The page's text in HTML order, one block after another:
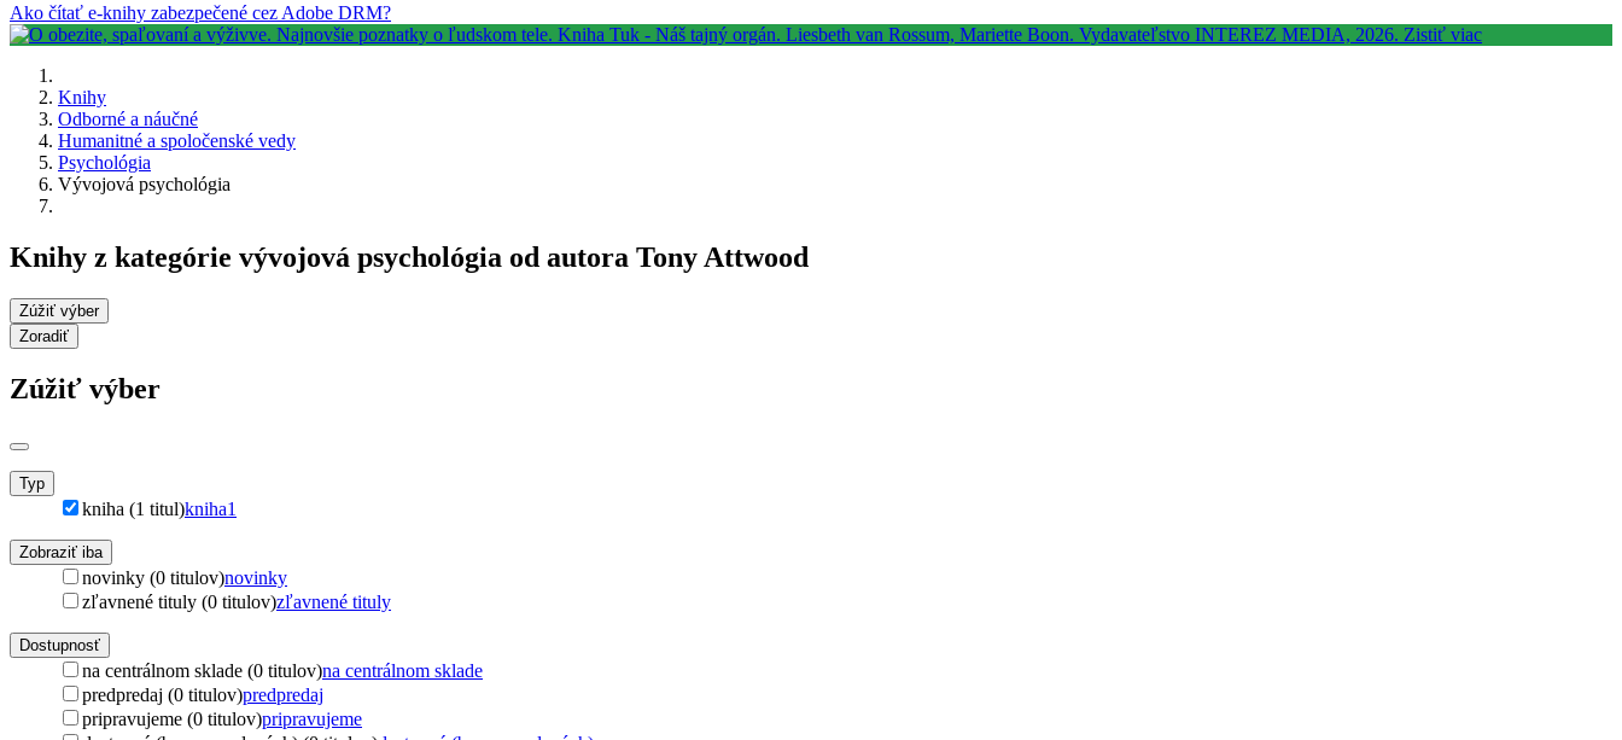
Ako čítať e-knihy zabezpečené cez Adobe DRM?
Knihy
Odborné a náučné
Humanitné a spoločenské vedy
Psychológia
Vývojová psychológia
Knihy z kategórie vývojová psychológia od autora Tony Attwood
Zúžiť výber
Zoradiť
Zúžiť výber
Typ
kniha (1 titul)kniha1
Zobraziť iba
novinky (0 titulov)novinky
zľavnené tituly (0 titulov)zľavnené tituly
Dostupnosť
na centrálnom sklade (0 titulov)na centrálnom sklade
predpredaj (0 titulov)predpredaj
pripravujeme (0 titulov)pripravujeme